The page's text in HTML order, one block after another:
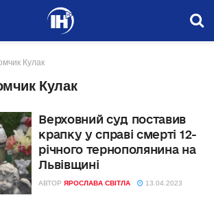
Кулак
Кулак
Верховний суд поставив
крапку у справі смерті 12-
річного тернополянина на
Львівщині
АВТОР ЯРОСЛАВА СВІТЛА 13.04.2023